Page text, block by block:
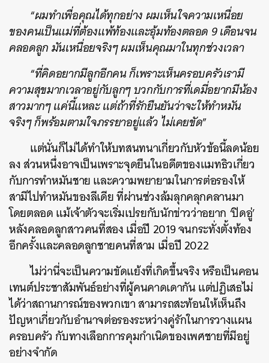
“ผมทำเพื่อคุณได้ทุกอย่าง ผมเห็นใจความเหนื่อย
ของคนเป็นแม่ที่ต้องแพ้ท้องและอุ้มท้องตลอด 9 เดือนจน
คลอดลูก มันเหนื่อยจริงๆ ผมเห็นคุณมาในทุกช่วงเวลา
“ที่คิดอยากมีลูกอีกคน ก็เพราะเห็นครอบครัวเรามี
ความสุขมากเวลาอยู่กับลูกๆ บวกกับการที่เดมี่อยากมีน้อง
สาวมากๆ แค่นี้แหละ แต่ถ้าที่รักยืนยันว่าจะให้ทำหมัน
จริงๆ ก็พร้อมตามใจภรรยาอยู่แล้ว ไม่เคยขัด”
แต่นั่นก็ไม่ได้ทำให้บทสนทนาเกี่ยวกับหัวข้อนี้ลดน้อย
ลง ส่วนหนึ่งอาจเป็นเพราะจุดยืนในอดีตของแมทธิวเกี่ยว
กับการทำหมันชาย และความพยายามในการต่อรองให้
สามีไปทำหมันของลีเดีย ที่ผ่านช่วงล้มลุกคลุกคลานมา
โดยตลอด แม้เจ้าตัวจะเริ่มเปรยกับนักข่าวว่าอยาก ‘ปิดอู่’
หลังคลอดลูกสาวคนที่สอง เมื่อปี 2019 จนกระทั่งตั้งท้อง
อีกครั้งและคลอดลูกชายคนที่สาม เมื่อปี 2022
ไม่ว่านี่จะเป็นความขัดแย้งที่เกิดขึ้นจริง หรือเป็นคอน
เทนต์ประชาสัมพันธ์อย่างที่ผู้คนคาดเดากัน แต่ปฏิเสธไม่
ได้ว่าสถานการณ์ของพวกเขา สามารถสะท้อนให้เห็นถึง
ปัญหาเกี่ยวกับอำนาจต่อรองระหว่างคู่รักในการวางแผน
ครอบครัว กับทางเลือกการคุมกำเนิดของเพศชายที่มีอยู่
อย่างจำกัด